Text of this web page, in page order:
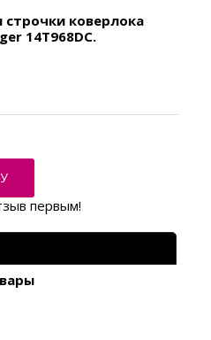
строчки коверлока
14T968DC.
первым!